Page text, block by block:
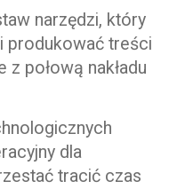
narzędzi, który
produkować treści
połową nakładu
dla
tracić czas